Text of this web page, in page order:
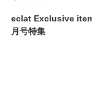
eclat Exclusive
月号特集